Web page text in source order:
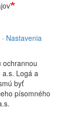
· Nastavenia
ochrannou
a.s. Logá a
byť
písomného